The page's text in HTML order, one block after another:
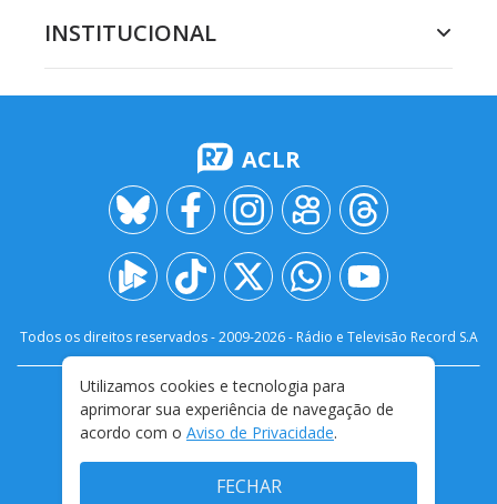
INSTITUCIONAL
ACLR
Todos os direitos reservados - 2009-2026- Rádio e Televisão Record S.A
FALE CONOSCO
PRIVACIDADE
TERMOS E CONDIÇÕES DE USO
Utilizamos cookies e tecnologia para
aprimorar sua experiência de navegação de
acordo com o Aviso de Privacidade.
FECHAR